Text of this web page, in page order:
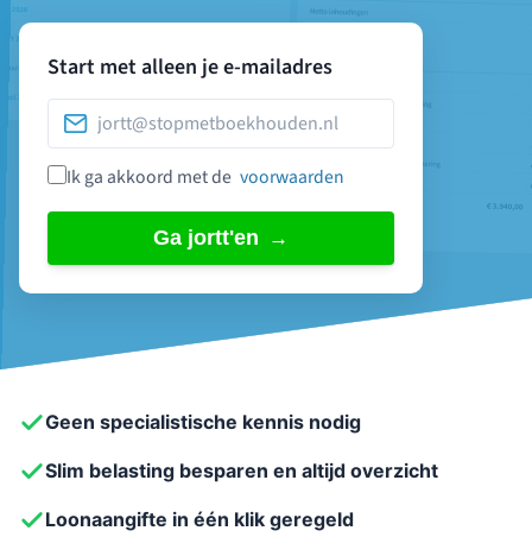
Start met alleen je e-mailadres
Ik ga akkoord met de voorwaarden
Ga jortt'en
Geen specialistische kennis nodig
Slim belasting besparen en altijd overzicht
Loonaangifte in één klik geregeld